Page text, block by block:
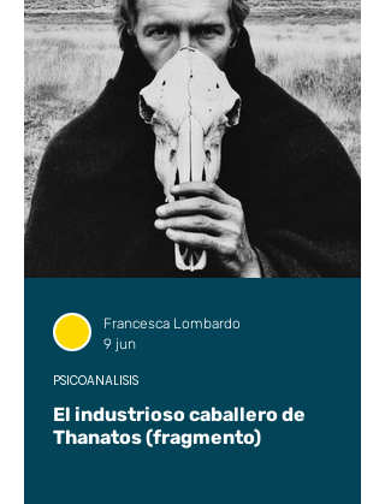
El industrioso caballero de
Thanatos (fragmento)
PSICOANÁLISIS
Francesca Lombardo
9 jun